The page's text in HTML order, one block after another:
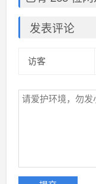
发表评论